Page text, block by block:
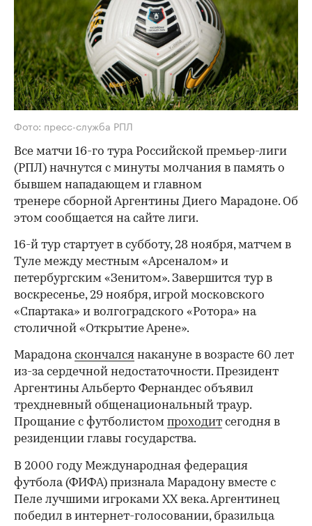
Фото: пресс-служба РПЛ
Все матчи 16-го тура Российской премьер-лиги
(РПЛ) начнутся с минуты молчания в память о
бывшем нападающем и главном
тренере сборной Аргентины Диего Марадоне. Об
этом сообщается на сайте лиги.
16-й тур стартует в субботу, 28 ноября, матчем в
Туле между местным «Арсеналом» и
петербургским «Зенитом». Завершится тур в
воскресенье, 29 ноября, игрой московского
«Спартака» и волгоградского «Ротора» на
столичной «Открытие Арене».
Марадонаскончался накануне в возрасте 60 лет
из-за сердечной недостаточности. Президент
Аргентины Альберто Фернандес объявил
трехдневный общенациональный траур.
Прощание с футболистом проходит сегодня в
резиденции главы государства.
В 2000 году Международная федерация
футбола (ФИФА) признала Марадону вместе с
Пеле лучшими игроками ХХ века. Аргентинец
победил в интернет-голосовании, бразильца